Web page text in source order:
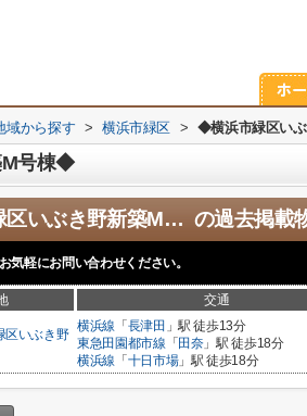
域から探す > 横浜市緑区 > ◆横浜市緑区い
M号棟◆
◆横浜市緑区いぶき野新築M号棟◆ の過去掲載
気軽にお問い合わせください。
交通
区いぶき野
横浜線 「 長津田 」駅 徒歩13分
東急田園都市線 「 田奈」駅 徒歩18分
横浜線 「 十日市場」駅 徒歩18分